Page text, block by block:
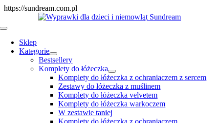
https://sundream.com.pl
to
Toggle
Navigation
Sklep
Kategorie
Bestsellery
Komplety do łóżeczka
Komplety do łóżeczka z ochraniaczem z sercem
Zestawy do łóżeczka z muślinem
Komplety do łóżeczka velvetem
Komplety do łóżeczka warkoczem
W zestawie taniej
Komplety do łóżeczka z ochraniaczem